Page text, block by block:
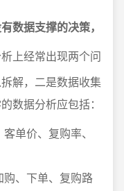
数据支撑的决策，
上经常出现两个问
解，二是数据收集
数据分析应包括：
单价、复购率、
、下单、复购路